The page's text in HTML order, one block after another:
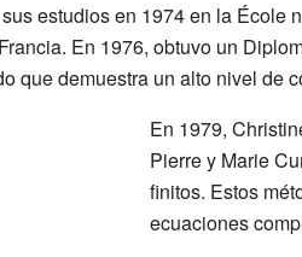
estudios en 1974 en la École
En 1976, obtuvo un
que demuestra un alto nivel de
En 1979,
Pierre y Marie
finitos. Estos
ecuaciones